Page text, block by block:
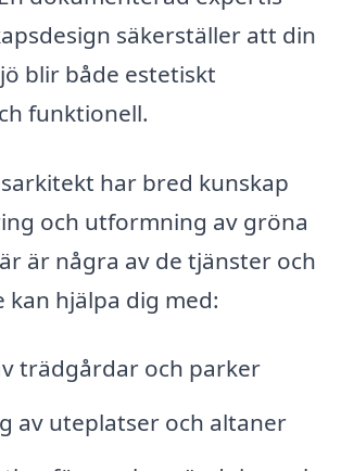
säkerställer att din
blir både estetiskt
funktionell.
har bred kunskap
och utformning av gröna
är några av de tjänster och
hjälpa dig med:
trädgårdar och parker
av uteplatser och altaner